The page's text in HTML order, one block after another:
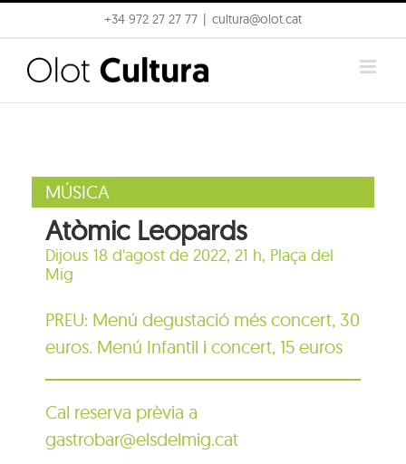
to
content
+34 972 27 27 77 cultura@olot.cat
MÚSICA
Atòmic Leopards
Dijous 18 d'agost de 2022, 21 h, Plaça del
Mig
PREU: Menú degustació més concert, 30
euros. Menú Infantil i concert, 15 euros
Cal reserva prèvia a
gastrobar@elsdelmig.cat